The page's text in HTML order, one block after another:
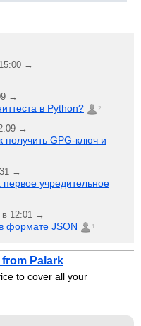
→
→
в Python? 2
→
получить GPG-ключ и
→
учредительное
в 12:01 →
формате JSON 1
from Palark
to cover all your